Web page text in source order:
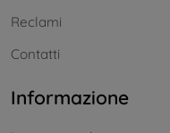
Reclami
Contatti
Informazione